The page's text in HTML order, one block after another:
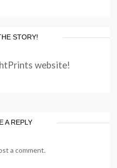
STORY!
website!
A REPLY
a comment.